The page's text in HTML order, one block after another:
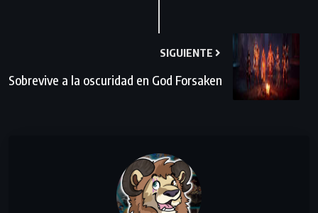
SIGUIENTE
Sobrevive a la oscuridad en God Forsaken